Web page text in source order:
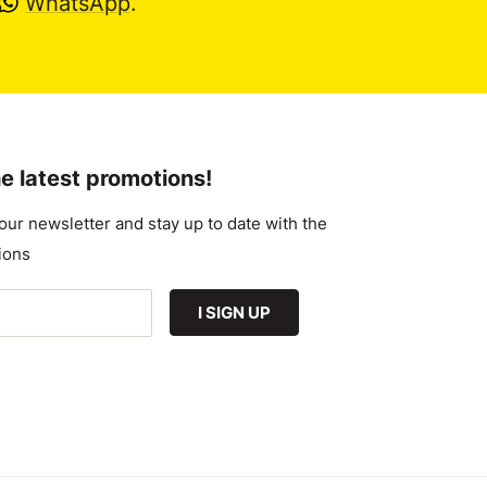
latest promotions!
newsletter and stay up to date with the
I SIGN UP